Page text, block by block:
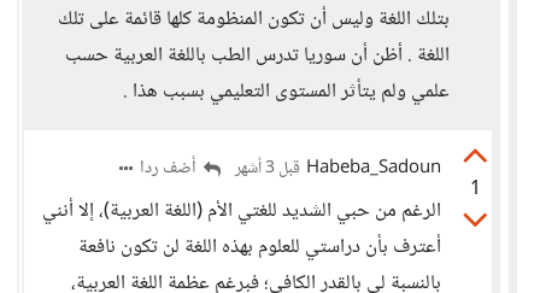
بتلك اللغة وليس أن تكون المنظومة كلها قائمة على تلك
اللغة . أظن أن سوريا تدرس الطب باللغة العربية حسب
علمي ولم يتأثر المستوى التعليمي بسبب هذا .
1
Habeba_Sadoun قبل 3 أشهر أضف ردا
الرغم من حبي الشديد للغتي الأم (اللغة العربية)، إلا أنني
أعترف بأن دراستي للعلوم بهذه اللغة لن تكون نافعة
بالنسبة لي بالقدر الكافي؛ فبرغم عظمة اللغة العربية،